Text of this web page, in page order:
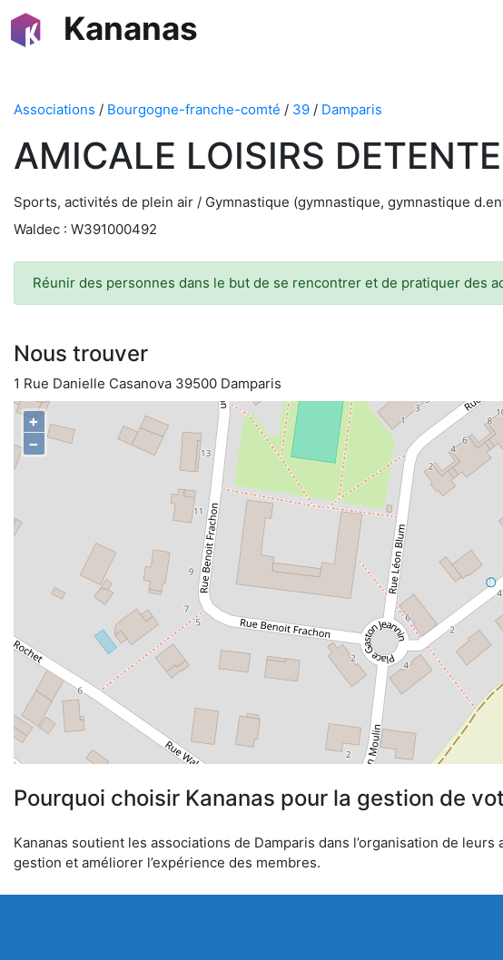
Kananas
Associations / Bourgogne-franche-comté / 39 / Damparis
AMICALE LOISIRS DETENTE
Sports, activités de plein air / Gymnastique (gymnastique, gymnastique
Waldec : W391000492
Réunir des personnes dans le but de se rencontrer et de pratiquer des
Nous trouver
1 Rue Danielle Casanova 39500 Damparis
+
−
Pourquoi choisir Kananas pour la gestion de
Kananas soutient les associations de Damparis dans l’organisation de
gestion et améliorer l’expérience des membres.